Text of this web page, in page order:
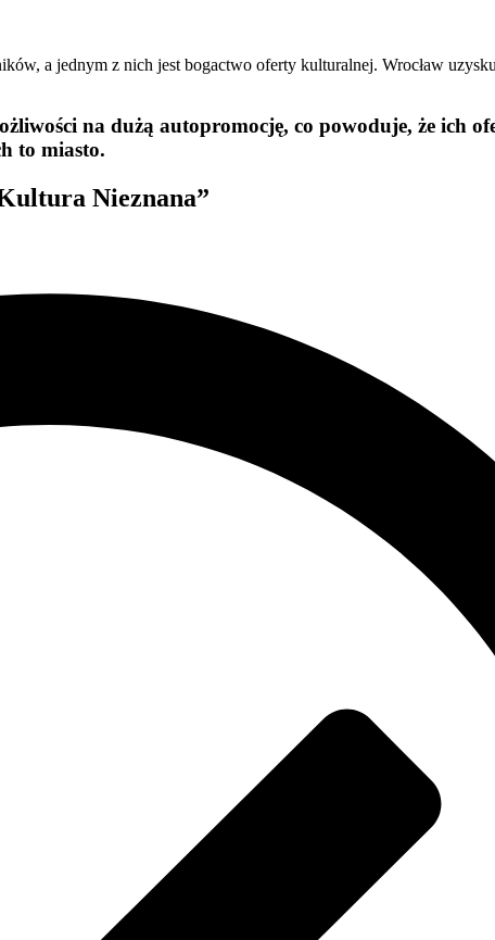
a jednym z nich jest bogactwo oferty kulturalnej. Wrocław
na dużą autopromocję, co powoduje, że ich
to miasto.
Nieznana”